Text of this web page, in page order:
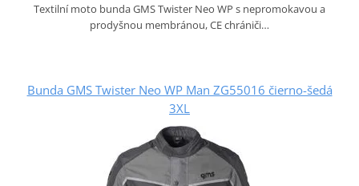
Textilní moto bunda GMS Twister Neo WP s nepromokavou a
prodyšnou membránou, CE chrániči…
Bunda GMS Twister Neo WP Man ZG55016 čierno-šedá
3XL